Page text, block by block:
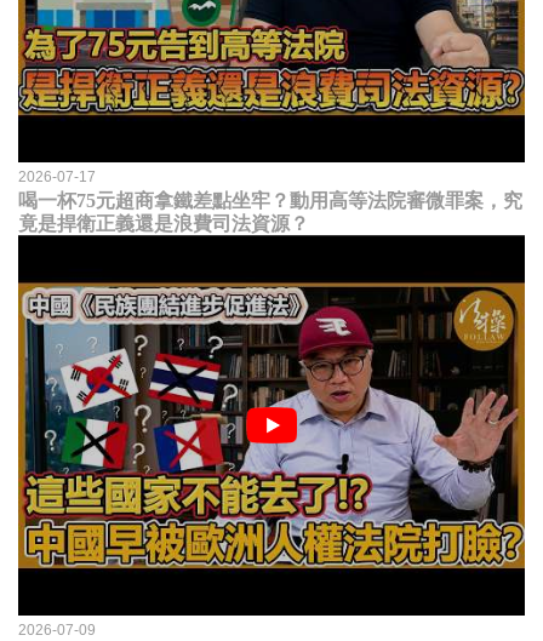
2026-07-17
喝一杯75元超商拿鐵差點坐牢？動用高等法院審微罪案，究
竟是捍衛正義還是浪費司法資源？
2026-07-09